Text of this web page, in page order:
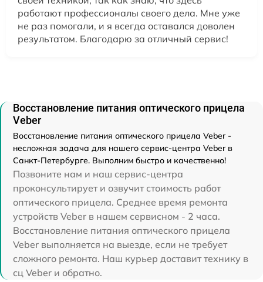
работают профессионалы своего дела. Мне уже
не раз помогали, и я всегда оставался доволен
результатом. Благодарю за отличный сервис!
Восстановление питания оптического прицела
Veber
Восстановление питания оптического прицела Veber -
несложная задача для нашего сервис-центра Veber в
Санкт-Петербурге. Выполним быстро и качественно!
Позвоните нам и наш сервис-центра
проконсультирует и озвучит стоимость работ
оптического прицела. Среднее время ремонта
устройств Veber в нашем сервисном - 2 часа.
Восстановление питания оптического прицела
Veber выполняется на выезде, если не требует
сложного ремонта. Наш курьер доставит технику в
сц Veber и обратно.